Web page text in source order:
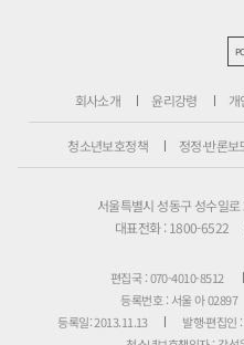
회사소개 윤리강령 개
청소년보호정책 정정·반론보
서울특별시 성동구 성수일
대표전화 : 1800-6522
편집국 : 070-4010-8512
등록번호 : 서울 아 02897
등록일: 2013.11.13
발행·편집인